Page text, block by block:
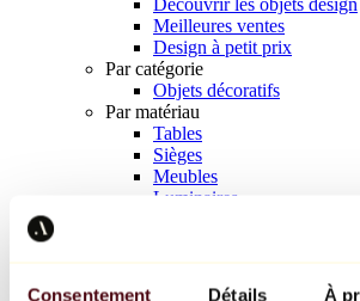
Consentement Détails À
Meilleures ventes
Design à petit prix
Par catégorie
Objets décoratifs
Par matériau
Tables
Sièges
Meubles
Luminaires
Richard Orlinski